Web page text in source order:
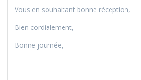
Vous en souhaitant bonne réception,
Bien cordialement,
Bonne journée,